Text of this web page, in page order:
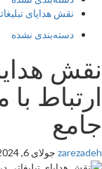
نقش هدایای
دسته‌بندی نشده
نقش
ارتباط
جامع
zarezadeh جولای 6, 2024